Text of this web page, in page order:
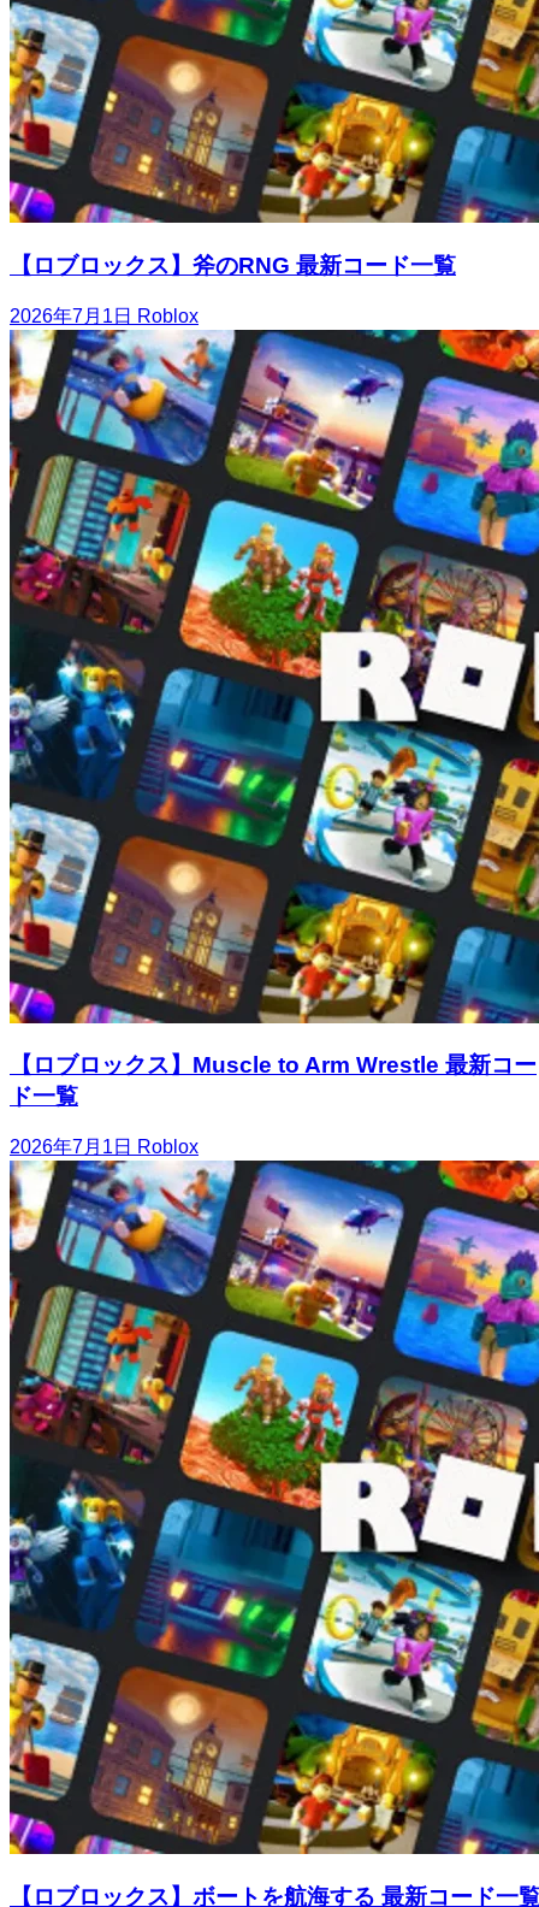
【ロブロックス】斧のRNG 最新コード一覧
2026年7月1日 Roblox
【ロブロックス】Muscle to Arm Wrestle 最新コー
ド一覧
2026年7月1日 Roblox
【ロブロックス】ボートを航海する 最新コード一